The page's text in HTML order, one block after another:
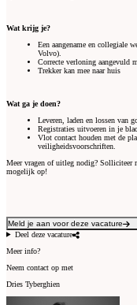
Wat krijg je?
Een aangename en collegiale
Volvo).
Correcte verloning aangevuld
Trekker kan mee naar huis
Wat ga je doen?
Leveren, laden en lossen van
Registraties uitvoeren in je
Vlot contact houden met de
veiligheidsvoorschriften.
Meer vragen of uitleg nodig? Solliciteer
mogelijk op!
Meld je aan voor deze vacature
Deel deze vacature
Meer info?
Neem contact op met
Dries Tyberghien